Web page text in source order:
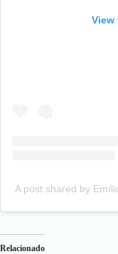
View
A post shared by
Relacionado